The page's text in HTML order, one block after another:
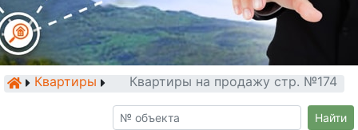
Квартиры Квартиры на продажу стр. №174
Найти